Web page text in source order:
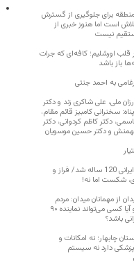
برای جلوگیری از گسترش
است اما هنوز خبری از
نیست
اورشلیم؛ کافه‌ای که جرات
باز باشد
به احمد جنتی
ملی، علی شاکری زند و دکتر
سخنرانی کامبیز قائم مقام،
دکتر کاظم کردوانی، دکتر
و دکتر حسین موسویان
مشروطۀ ایرانی 120 ساله شد/ فراز و
شکست اما نه!
از مهمانان میدان: مردم
کیست؟ و آیا کسی می‌تواند نماینده ۹۰
باشد؟
چابهار؛ نه امکانات و
دارد نه سیستم